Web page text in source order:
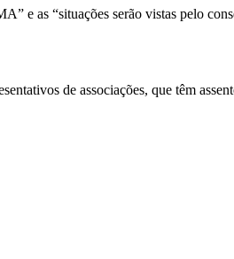
e as “situações serão vistas pelo
de associações, que têm